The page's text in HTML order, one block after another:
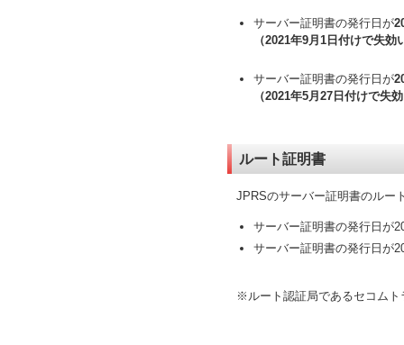
サーバー証明書の発行日が
（2021年9月1日付けで失
サーバー証明書の発行日が
（2021年5月27日付けで失
ルート証明書
JPRSのサーバー証明書のルー
サーバー証明書の発行日が
サーバー証明書の発行日が
※ルート認証局であるセコムト